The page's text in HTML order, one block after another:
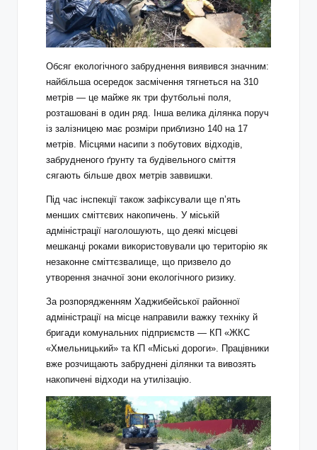
Обсяг екологічного забруднення виявився значним:
найбільша осередок засмічення тягнеться на 310
метрів — це майже як три футбольні поля,
розташовані в один ряд. Інша велика ділянка поруч
із залізницею має розміри приблизно 140 на 17
метрів. Місцями насипи з побутових відходів,
забрудненого ґрунту та будівельного сміття
сягають більше двох метрів заввишки.
Під час інспекції також зафіксували ще п’ять
менших сміттєвих накопичень. У міській
адміністрації наголошують, що деякі місцеві
мешканці роками використовували цю територію як
незаконне сміттєзвалище, що призвело до
утворення значної зони екологічного ризику.
За розпорядженням Хаджибейської районної
адміністрації на місце направили важку техніку й
бригади комунальних підприємств — КП «ЖКС
«Хмельницький» та КП «Міські дороги». Працівники
вже розчищають забруднені ділянки та вивозять
накопичені відходи на утилізацію.